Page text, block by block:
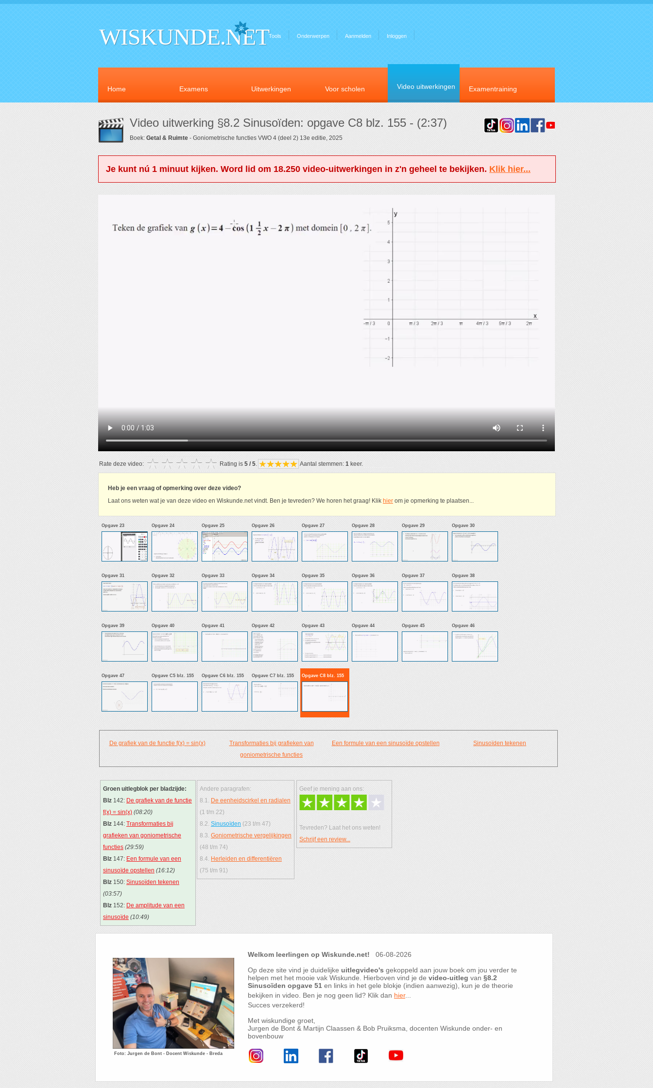
WISKUNDE.NETTools Onderwerpen Aanmelden Inloggen
Home Examens Uitwerkingen Voor scholen Video uitwerkingen Examentraining
Video uitwerking §8.2 Sinusoïden: opgave C8 blz. 155 - (2:37)
Boek: Getal & Ruimte - Goniometrische functies VWO 4 (deel 2) 13e editie, 2025
Je kunt nú 1 minuut kijken. Word lid om 18.250 video-uitwerkingen in z'n geheel te bekijken. Klik hier...
Rate deze video: Rating is 5 / 5 Aantal stemmen: 1 keer.
Heb je een vraag of opmerking over deze video?
Laat ons weten wat je van deze video en Wiskunde.net vindt. Ben je tevreden? We horen het graag! Klik hier om je opmerking te plaatsen...
Opgave 23 Opgave 24 Opgave 25 Opgave 26 Opgave 27 Opgave 28 Opgave 29 Opgave 30
Opgave 31 Opgave 32 Opgave 33 Opgave 34 Opgave 35 Opgave 36 Opgave 37 Opgave 38
Opgave 39 Opgave 40 Opgave 41 Opgave 42 Opgave 43 Opgave 44 Opgave 45 Opgave 46
Opgave 47 Opgave C5 blz. 155 Opgave C6 blz. 155 Opgave C7 blz. 155 Opgave C8 blz. 155
De grafiek van de functie f(x) = sin(x)
Transformaties bij grafieken van
goniometrische functies
Een formule van een sinusoïde opstellen Sinusoïden tekenen
Groen uitlegblok per bladzijde:
Blz 142: De grafiek van de functie
f(x) = sin(x) (08:20)
Blz 144: Transformaties bij
grafieken van goniometrische
functies (29:59)
Blz 147: Een formule van een
sinusoïde opstellen (16:12)
Blz 150: Sinusoïden tekenen
(03:57)
Blz 152: De amplitude van een
sinusoïde (10:49)
Andere paragrafen:
8.1. De eenheidscirkel en radialen
(1 t/m 22)
8.2. Sinusoïden (23 t/m 47)
8.3. Goniometrische vergelijkingen
(48 t/m 74)
8.4. Herleiden en differentiëren
(75 t/m 91)
Geef je mening aan ons:
Tevreden? Laat het ons weten!
Schrijf een review...
Foto: Jurgen de Bont - Docent Wiskunde - Breda
Welkom leerlingen op Wiskunde.net!
06-08-2026
Op deze site vind je duidelijke uitlegvideo's gekoppeld aan jouw boek om jou verder te
helpen met het mooie vak Wiskunde. Hierboven vind je de video-uitleg van §8.2
Sinusoïden opgave 51 en links in het gele blokje (indien aanwezig), kun je de theorie
bekijken in video. Ben je nog geen lid? Klik dan hier...
Succes verzekerd!
Met wiskundige groet,
Jurgen de Bont & Martijn Claassen & Bob Pruiksma, docenten Wiskunde onder- en
bovenbouw